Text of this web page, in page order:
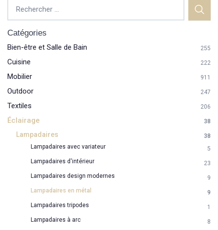
Catégories
Bien-être et Salle de Bain 255
Cuisine 222
Mobilier 911
Outdoor 247
Textiles 206
Éclairage 38
Lampadaires
38
Lampadaires avec variateur
5
Lampadaires d'intérieur
23
Lampadaires design modernes
9
Lampadaires en métal
9
Lampadaires tripodes
1
Lampadaires à arc
8